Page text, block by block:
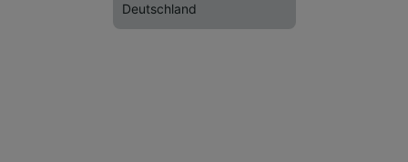
Deutschland